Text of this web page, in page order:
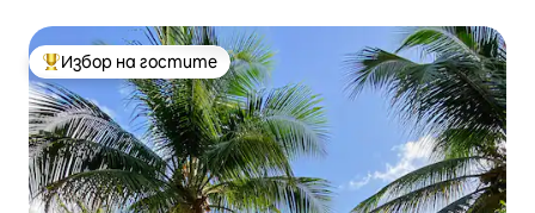
Най-популярен избор на гостите
Избор на гостите